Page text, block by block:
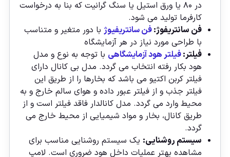
در ۸۰ یا ورق استیل یا سنگ گرانیت که بنا به درخواست
کارفرما تولید می شود.
فن سانتریفوژ:فن سانتریفیوژ با دور متغیر و متناسب
با طراحی مورد نیاز در هر آزمایشگاه
فیلتر:فیلتر هود آزمایشگاهی با توجه به نوع و مدل
هود بکار رفته انتخاب می گردد. مدل بی کانال دارای
فیلتر کربن اکتیو می باشد که بخارها را از طریق این
فیلتر جذب و از فیلتر عبور داده و هوای سالم خارج و به
محیط وارد می گردد. مدل کانالدار فاقد فیلتر است و از
طریق کانال، بخار و مواد شیمیایی از محیط خارج می
گردد.
سیستم روشنایی: یک سیستم روشنایی مناسب برای
مشاهده بهتر عملیات داخل هود ضروری است. لامپ